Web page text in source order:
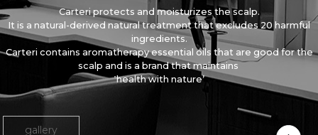
Carteri protects and moisturizes the scalp.
It is a natural-derived natural treatment that excludes 20 harmful
ingredients.
Carteri contains aromatherapy essential oils that are good for the
scalp and is a brand that maintains
‛health with nature’
gallery